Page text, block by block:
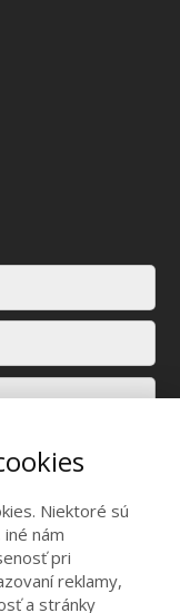
vyriešenia vášho
Niektoré sú
nám
pri
reklamy,
a stránky